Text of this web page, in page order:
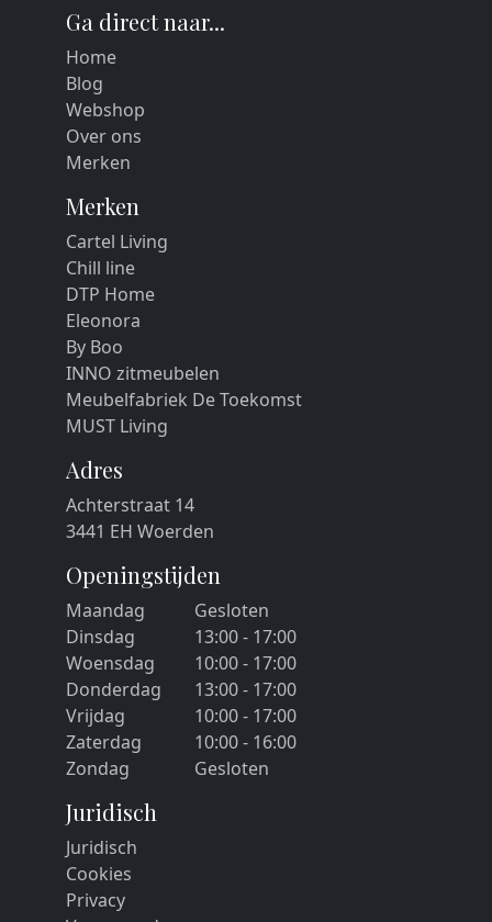
Ga direct naar...
Home
Blog
Webshop
Over ons
Merken
Merken
Cartel Living
Chill line
DTP Home
Eleonora
By Boo
INNO zitmeubelen
Meubelfabriek De Toekomst
MUST Living
Adres
Achterstraat 14
3441 EH Woerden
Openingstijden
Maandag
Gesloten
Dinsdag
13:00 - 17:00
Woensdag
10:00 - 17:00
Donderdag
13:00 - 17:00
Vrijdag
10:00 - 17:00
Zaterdag
10:00 - 16:00
Zondag
Gesloten
Juridisch
Juridisch
Cookies
Privacy